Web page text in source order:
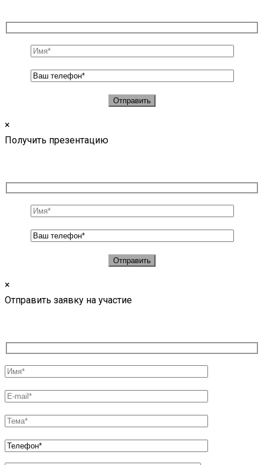
×
Получить презентацию
×
Отправить заявку на участие